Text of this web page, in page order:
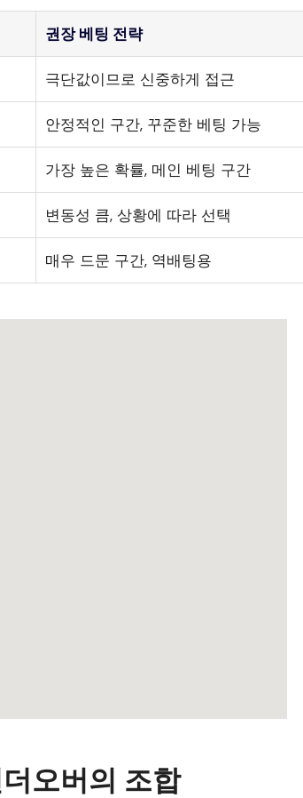
권장 베팅 전략
극단값이므로 신중하게 접근
안정적인 구간, 꾸준한 베팅 가능
가장 높은 확률, 메인 베팅 구간
변동성 큼, 상황에 따라 선택
매우 드문 구간, 역배팅용
오버의 조합